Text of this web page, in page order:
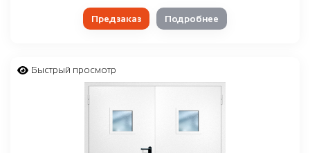
Предзаказ Подробнее
Быстрый просмотр